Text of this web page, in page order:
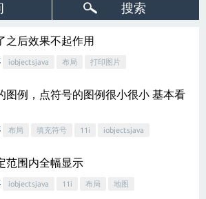
搜索
之后效果不起作用
iobjectsjava 布局 打印图片
图例，点符号的图例很小很小 基本看
布局 填充符号 11i iobjectsjava
范围内全幅显示
iobjectsjava 11i 布局 地图